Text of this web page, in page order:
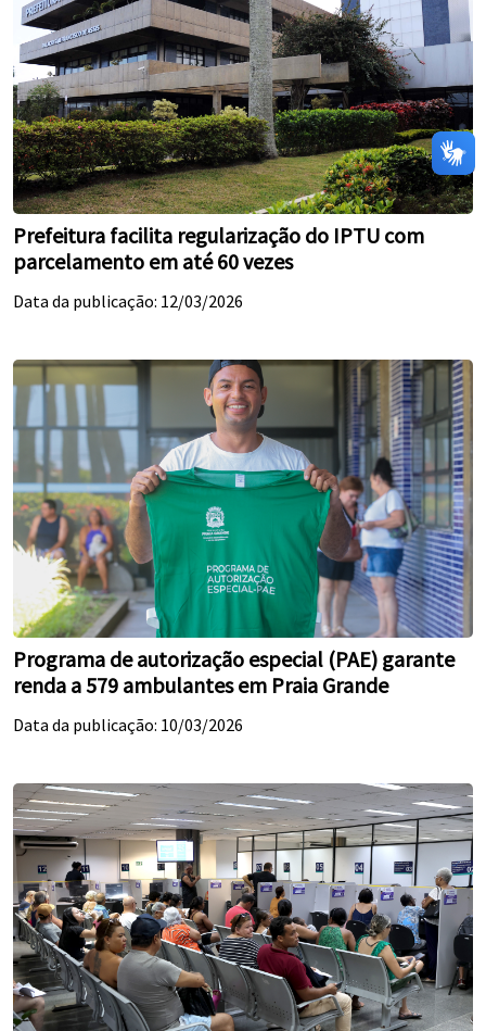
Prefeitura facilita regularização do IPTU com
parcelamento em até 60 vezes
Data da publicação: 12/03/2026
Programa de autorização especial (PAE) garante
renda a 579 ambulantes em Praia Grande
Data da publicação: 10/03/2026